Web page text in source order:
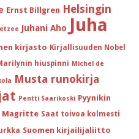
Ernst Billgren Helsingin
Juhani Aho Juha
kirjasto Kirjallisuuden Nobel
hiuspinni Michel de
Musta runokirja
Pentti Saarikoski Pyynikin
Magritte Saat toivoa kolmesti
Suomen kirjailijaliitto